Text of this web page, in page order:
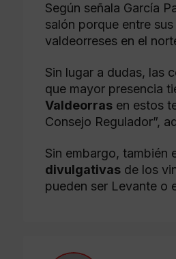
Según señala García
salón porque entre
valdeorreses en el
Sin lugar a dudas, las
que mayor presencia
Valdeorras en estos
Consejo Regulador”,
Sin embargo, también
divulgativas de los
pueden ser Levante o